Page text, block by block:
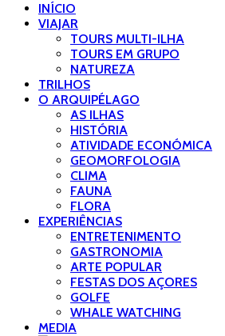
INÍCIO
VIAJAR
TOURS MULTI-ILHA
TOURS EM GRUPO
NATUREZA
TRILHOS
O ARQUIPÉLAGO
AS ILHAS
HISTÓRIA
ATIVIDADE ECONÓMICA
GEOMORFOLOGIA
CLIMA
FAUNA
FLORA
EXPERIÊNCIAS
ENTRETENIMENTO
GASTRONOMIA
ARTE POPULAR
FESTAS DOS AÇORES
GOLFE
WHALE WATCHING
MEDIA